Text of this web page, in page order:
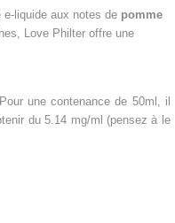
e-liquide aux notes de pomme
Love Philter offre une
Pour une contenance de 50ml, il
du 5.14 mg/ml (pensez à le